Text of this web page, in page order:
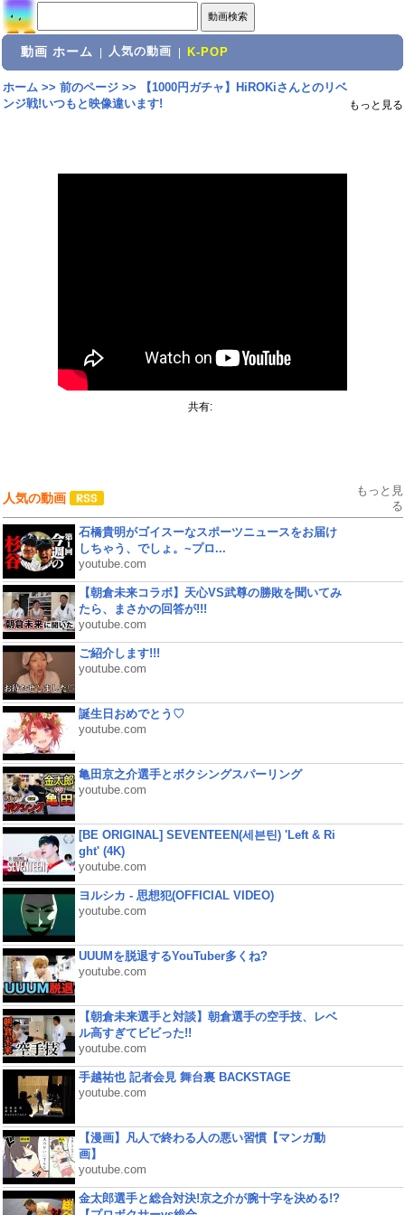
動画 ホーム 人気の動画 K-POP
ホーム>> 前のページ>>
【1000円ガチャ】HiROKiさんとのリベ
ンジ戦!いつもと映像違います!
もっと見る
共有:
人気の動画
もっと見
る
石橋貴明がゴイスーなスポーツニュースをお届け
しちゃう、でしょ。~プロ...
youtube.com
【朝倉未来コラボ】天心VS武尊の勝敗を聞いてみ
たら、まさかの回答が!!!
youtube.com
ご紹介します!!!
youtube.com
誕生日おめでとう♡
youtube.com
亀田京之介選手とボクシングスパーリング
youtube.com
[BE ORIGINAL] SEVENTEEN(세븐틴) 'Left & Ri
ght' (4K)
youtube.com
ヨルシカ - 思想犯(OFFICIAL VIDEO)
youtube.com
UUUMを脱退するYouTuber多くね?
youtube.com
【朝倉未来選手と対談】朝倉選手の空手技、レベ
ル高すぎてビビった!!
youtube.com
手越祐也 記者会見 舞台裏 BACKSTAGE
youtube.com
【漫画】凡人で終わる人の悪い習慣【マンガ動
画】
youtube.com
金太郎選手と総合対決!京之介が腕十字を決める!?